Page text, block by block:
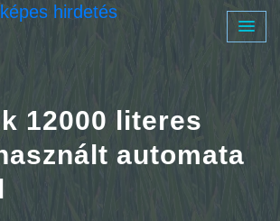
12000 literes
automata